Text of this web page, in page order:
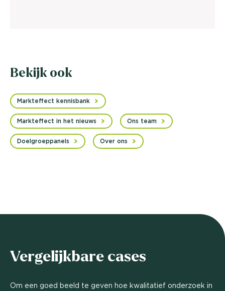
Bekijk ook
Markteffect kennisbank
Markteffect in het nieuws Ons team
Doelgroeppanels Over ons
Vergelijkbare cases
Om een goed beeld te geven hoe kwalitatief onderzoek in